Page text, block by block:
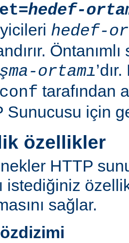
hedef-
hedef-
ortamı
tarafından
Sunucusu için
özellikler
HTTP
istediğiniz
sağlar.